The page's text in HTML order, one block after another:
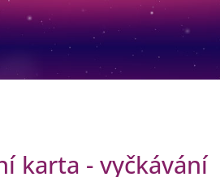
karta - vyčkávání